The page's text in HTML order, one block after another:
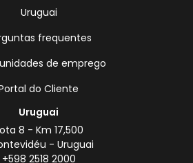
Uruguai
frequentes
de emprego
do Cliente
Uruguai
8 - Km 17,500
- Uruguai
+598 2518 2000